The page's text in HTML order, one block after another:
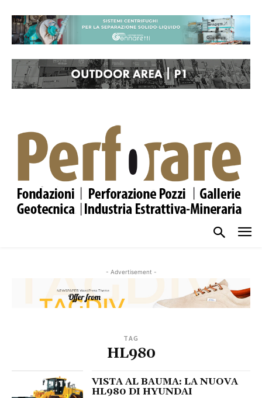
- Advertisement -
TAG
HL980
VISTA AL BAUMA: LA NUOVA
HL980 DI HYUNDAI